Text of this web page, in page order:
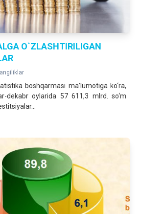
O`ZLASHTIRILIGAN
boshqarmasi ma’lumotiga ko‘ra,
dekabr oylarida 57 611,3 mlrd. so‘m